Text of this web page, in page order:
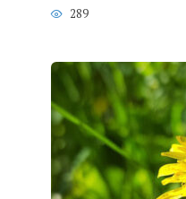
289